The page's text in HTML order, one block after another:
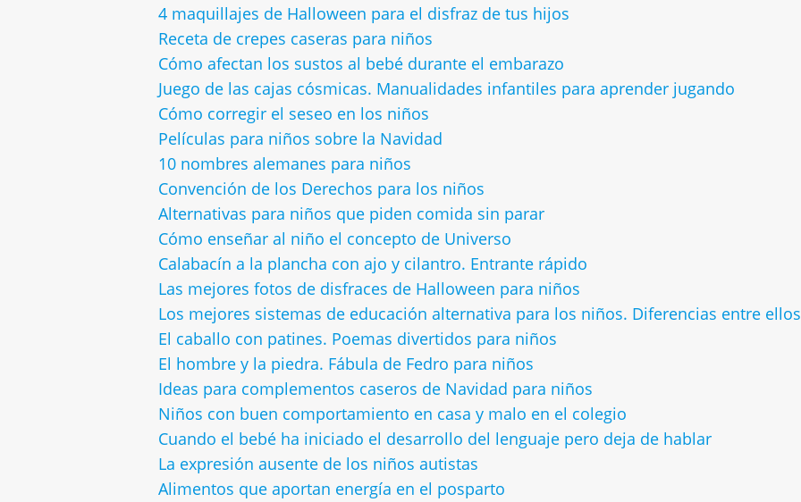
4 maquillajes de Halloween para el disfraz de tus hijos
Receta de crepes caseras para niños
Cómo afectan los sustos al bebé durante el embarazo
Juego de las cajas cósmicas. Manualidades infantiles para aprender jugando
Cómo corregir el seseo en los niños
Películas para niños sobre la Navidad
10 nombres alemanes para niños
Convención de los Derechos para los niños
Alternativas para niños que piden comida sin parar
Cómo enseñar al niño el concepto de Universo
Calabacín a la plancha con ajo y cilantro. Entrante rápido
Las mejores fotos de disfraces de Halloween para niños
Los mejores sistemas de educación alternativa para los niños. Diferencias entre ellos
El caballo con patines. Poemas divertidos para niños
El hombre y la piedra. Fábula de Fedro para niños
Ideas para complementos caseros de Navidad para niños
Niños con buen comportamiento en casa y malo en el colegio
Cuando el bebé ha iniciado el desarrollo del lenguaje pero deja de hablar
La expresión ausente de los niños autistas
Alimentos que aportan energía en el posparto